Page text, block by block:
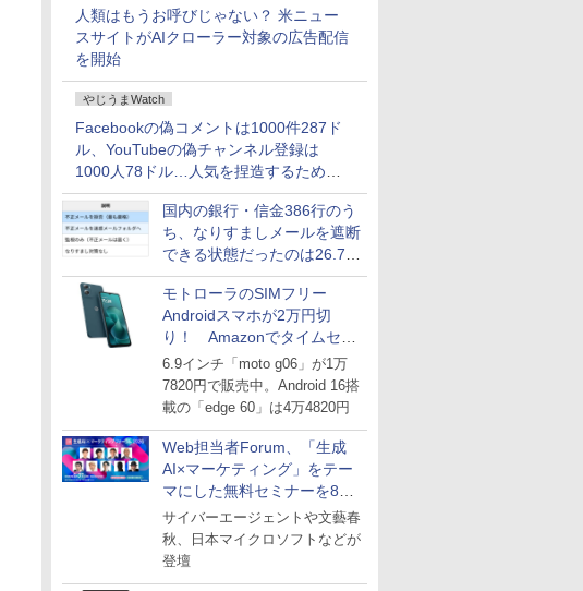
ど！その14】
人類はもうお呼びじゃない？ 米ニュー
スサイトがAIクローラー対象の広告配信
を開始
やじうまWatch
Facebookの偽コメントは1000件287ド
ル、YouTubeの偽チャンネル登録は
1000人78ドル…人気を捏造するための
価格リストが公開中
国内の銀行・信金386行のう
ち、なりすましメールを遮断
できる状態だったのは26.7％
にとどまる～GMOブランド
セキュリティ調査
モトローラのSIMフリー
Androidスマホが2万円切
り！ Amazonでタイムセー
ル
6.9インチ「moto g06」が1万
7820円で販売中。Android 16搭
載の「edge 60」は4万4820円
Web担当者Forum、「生成
AI×マーケティング」をテー
マにした無料セミナーを8月
27日にオンライン開催
サイバーエージェントや文藝春
秋、日本マイクロソフトなどが
登壇